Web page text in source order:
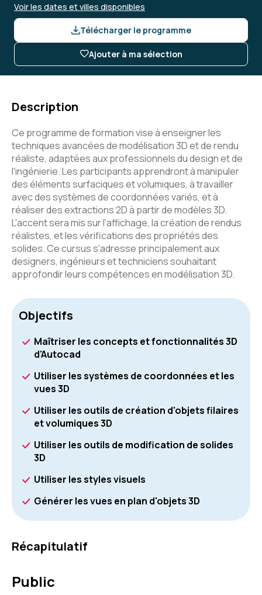
Voir les dates et villes disponibles
Télécharger le programme
Ajouter à ma sélection
Description
Ce programme de formation vise à enseigner les
techniques avancées de modélisation 3D et de rendu
réaliste, adaptées aux professionnels du design et de
l'ingénierie. Les participants apprendront à manipuler
des éléments surfaciques et volumiques, à travailler
avec des systèmes de coordonnées variés, et à
réaliser des extractions 2D à partir de modèles 3D.
L'accent sera mis sur l'affichage, la création de rendus
réalistes, et les vérifications des propriétés des
solides. Ce cursus s'adresse principalement aux
designers, ingénieurs et techniciens souhaitant
approfondir leurs compétences en modélisation 3D.
Objectifs
Maîtriser les concepts et fonctionnalités 3D
d'Autocad
Utiliser les systèmes de coordonnées et les
vues 3D
Utiliser les outils de création d'objets filaires
et volumiques 3D
Utiliser les outils de modification de solides
3D
Utiliser les styles visuels
Générer les vues en plan d'objets 3D
Récapitulatif
Public